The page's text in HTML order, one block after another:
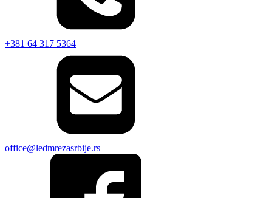
+381 64 317 5364
office@ledmrezasrbije.rs